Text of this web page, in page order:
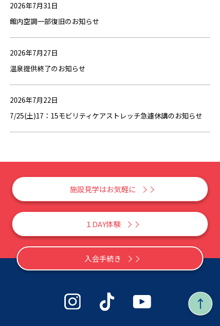
2026年7月31日
館内空調一部復旧のお知らせ
2026年7月27日
温泉提供終了のお知らせ
2026年7月22日
7/25(土)17：15モビリティケアストレッチ急遽休講のお知らせ
施設見学はお気軽に
１DAY体験
入会手続き